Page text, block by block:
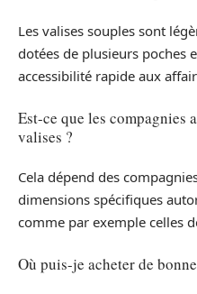
Les valises souples sont
dotées de plusieurs poches
accessibilité rapide aux
Est-ce que les compagnies
valises ?
Cela dépend des
dimensions spécifiques
comme par exemple celles
Où puis-je acheter de